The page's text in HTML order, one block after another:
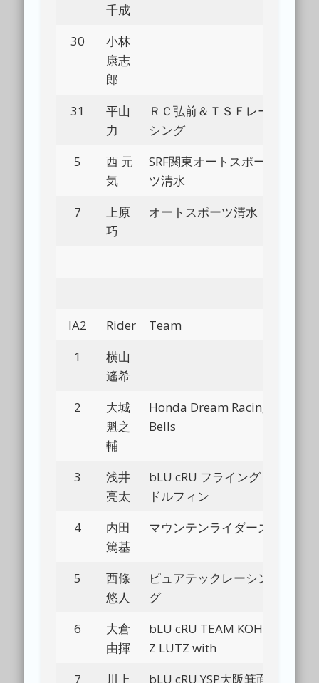
千成
30
小林
康志
郎
31
平山
力
ＲＣ弘前＆ＴＳＦレー
シング
5
西 元
気
SRF関東オートスポー
ツ清水
7
上原
巧
オートスポーツ清水
IA2 Rider Team
1
横山
遙希
2
大城
魁之
輔
Honda Dream Racing
Bells
3
浅井
亮太
bLU cRU フライング
ドルフィン
4
内田
篤基
マウンテンライダーズ
5
西條
悠人
ピュアテックレーシン
グ
6
大倉
由揮
bLU cRU TEAM KOH-
Z LUTZ with
7 川上 bLU cRU YSP大阪箕面